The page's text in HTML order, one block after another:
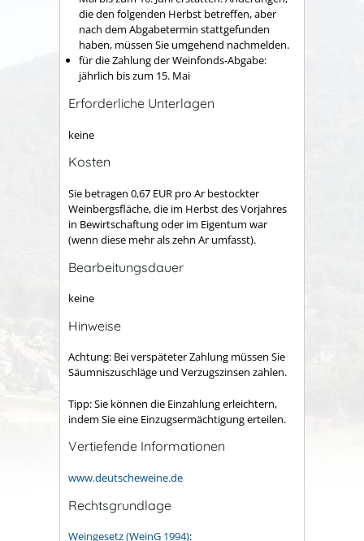
die den folgenden Herbst betreffen, aber
nach dem Abgabetermin stattgefunden
haben, müssen Sie umgehend nachmelden.
für die Zahlung der Weinfonds-Abgabe:
jährlich bis zum 15. Mai
Erforderliche Unterlagen
keine
Kosten
Sie betragen 0,67 EUR pro Ar bestockter
Weinbergsfläche, die im Herbst des Vorjahres
in Bewirtschaftung oder im Eigentum war
(wenn diese mehr als zehn Ar umfasst).
Bearbeitungsdauer
keine
Hinweise
Achtung: Bei verspäteter Zahlung müssen Sie
Säumniszuschläge und Verzugszinsen zahlen.
Tipp:Sie können die Einzahlung erleichtern,
indem Sie eine Einzugsermächtigung erteilen.
Vertiefende Informationen
www.deutscheweine.de
Rechtsgrundlage
Weingesetz (WeinG 1994):